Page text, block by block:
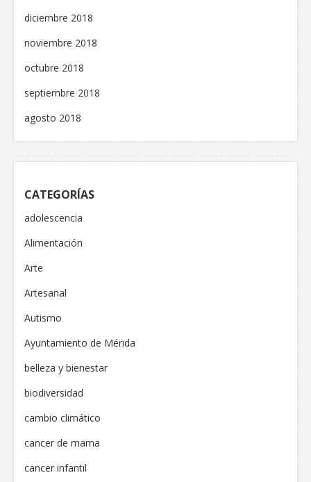
diciembre 2018
noviembre 2018
octubre 2018
septiembre 2018
agosto 2018
CATEGORÍAS
adolescencia
Alimentación
Arte
Artesanal
Autismo
Ayuntamiento de Mérida
belleza y bienestar
biodiversidad
cambio climático
cancer de mama
cancer infantil